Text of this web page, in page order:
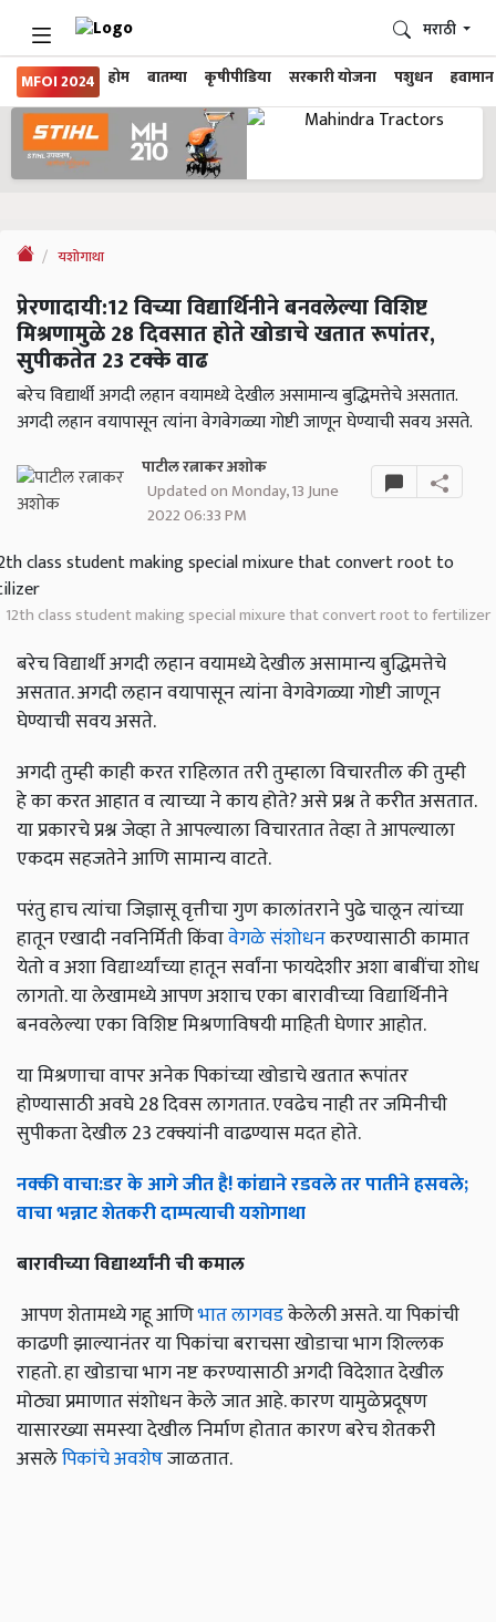
MFOI 2024 होम बातम्या कृषीपीडिया सरकारी योजना पशुधन हवामान
मराठी
यशोगाथा
प्रेरणादायी:12 विच्या विद्यार्थिनीने बनवलेल्या विशिष्ट
मिश्रणामुळे 28 दिवसात होते खोडाचे खतात रूपांतर,
सुपीकतेत 23 टक्के वाढ
बरेच विद्यार्थी अगदी लहान वयामध्ये देखील असामान्य बुद्धिमत्तेचे असतात.
अगदी लहान वयापासून त्यांना वेगवेगळ्या गोष्टी जाणून घेण्याची सवय असते.
पाटील रत्नाकर अशोक
Updated on Monday, 13 June
2022 06:33 PM
12th class student making special mixure that convert root to fertilizer
बरेच विद्यार्थी अगदी लहान वयामध्ये देखील असामान्य बुद्धिमत्तेचे
असतात. अगदी लहान वयापासून त्यांना वेगवेगळ्या गोष्टी जाणून
घेण्याची सवय असते.
अगदी तुम्ही काही करत राहिलात तरी तुम्हाला विचारतील की तुम्ही
हे का करत आहात व त्याच्या ने काय होते? असे प्रश्न ते करीत असतात.
या प्रकारचे प्रश्न जेव्हा ते आपल्याला विचारतात तेव्हा ते आपल्याला
एकदम सहजतेने आणि सामान्य वाटते.
परंतु हाच त्यांचा जिज्ञासू वृत्तीचा गुण कालांतराने पुढे चालून त्यांच्या
हातून एखादी नवनिर्मिती किंवावेगळे संशोधनकरण्यासाठी कामात
येतो व अशा विद्यार्थ्यांच्या हातून सर्वांना फायदेशीर अशा बाबींचा शोध
लागतो. या लेखामध्ये आपण अशाच एका बारावीच्या विद्यार्थिनीने
बनवलेल्या एका विशिष्ट मिश्रणाविषयी माहिती घेणार आहोत.
या मिश्रणाचा वापर अनेक पिकांच्या खोडाचे खतात रूपांतर
होण्यासाठी अवघे 28 दिवस लागतात. एवढेच नाही तर जमिनीची
सुपीकता देखील 23 टक्क्यांनी वाढण्यास मदत होते.
नक्कीवाचा:डरकेआगेजीतहै!कांद्यानेरडवलेतरपातीनेहसवले;
वाचाभन्नाटशेतकरीदाम्पत्याचीयशोगाथा
बारावीच्याविद्यार्थ्यांनीचीकमाल
आपण शेतामध्ये गहू आणिभात लागवडकेलेली असते. या पिकांची
काढणी झाल्यानंतर या पिकांचा बराचसा खोडाचा भाग शिल्लक
राहतो. हा खोडाचा भाग नष्ट करण्यासाठी अगदी विदेशात देखील
मोठ्या प्रमाणात संशोधन केले जात आहे. कारण यामुळेप्रदूषण
यासारख्या समस्या देखील निर्माण होतात कारण बरेच शेतकरी
असलेपिकांचे अवशेषजाळतात.